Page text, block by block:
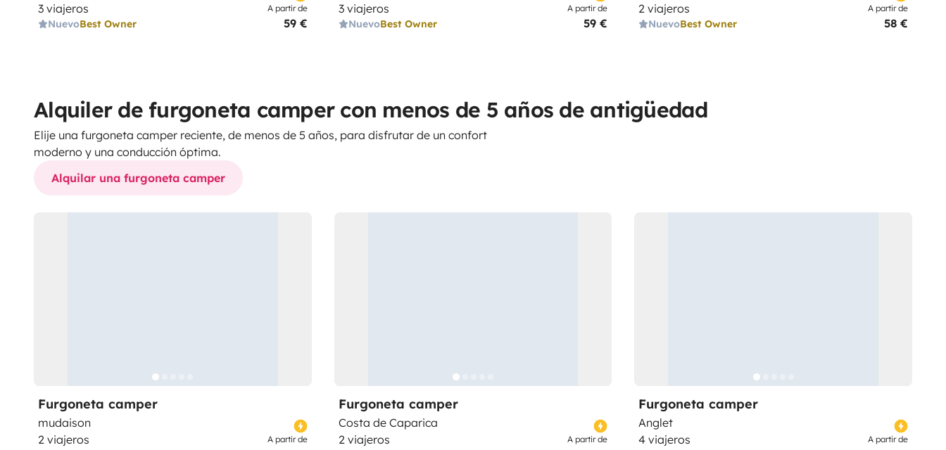
3 viajeros
NuevoBest Owner
A partir de
59 €
3 viajeros
NuevoBest Owner
A partir de
59 €
2 viajeros
NuevoBest Owner
A partir de
58 €
Alquiler de furgoneta camper con menos de 5 años de antigüedad
Elije una furgoneta camper reciente, de menos de 5 años, para disfrutar de un confort
moderno y una conducción óptima.
Alquilar una furgoneta camper
Furgoneta camper
mudaison
2 viajeros
A partir de
Furgoneta camper
Costa de Caparica
2 viajeros
A partir de
Furgoneta camper
Anglet
4 viajeros
A partir de